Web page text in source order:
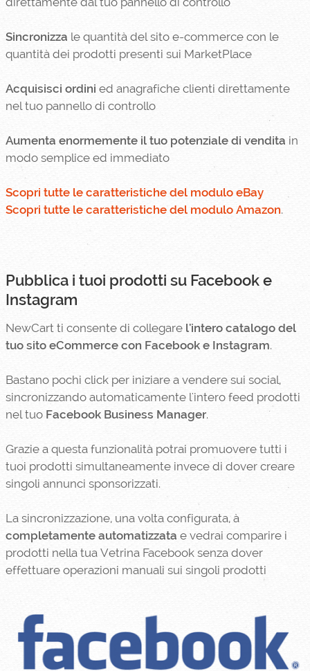
Sincronizza le quantità del sito e-commerce con le
quantità dei prodotti presenti sui MarketPlace
Acquisisci ordini ed anagrafiche clienti direttamente
nel tuo pannello di controllo
Aumenta enormemente il tuo potenziale di vendita in
modo semplice ed immediato
Scopri tutte le caratteristiche del modulo eBay
Scopri tutte le caratteristiche del modulo Amazon.
Pubblica i tuoi prodotti su Facebook e
Instagram
NewCart ti consente di collegare l'intero catalogo del
tuo sito eCommerce con Facebook e Instagram.
Bastano pochi click per iniziare a vendere sui social,
sincronizzando automaticamente l'intero feed prodotti
nel tuo Facebook Business Manager.
Grazie a questa funzionalità potrai promuovere tutti i
tuoi prodotti simultaneamente invece di dover creare
singoli annunci sponsorizzati.
La sincronizzazione, una volta configurata, à
completamente automatizzata e vedrai comparire i
prodotti nella tua Vetrina Facebook senza dover
effettuare operazioni manuali sui singoli prodotti